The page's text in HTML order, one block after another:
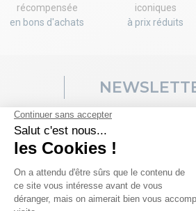
récompensée
en bons d'achats
iconiques
à prix réduits
Ventes flash, codes promo, nouveaux
échappera! Inscrivez-vous vite à notre